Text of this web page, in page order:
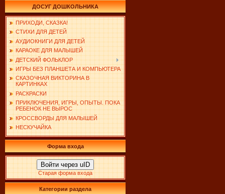
ДОСУГ ДОШКОЛЬНИКА
ПРИХОДИ, СКАЗКА!
СТИХИ ДЛЯ ДЕТЕЙ
АУДИОКНИГИ ДЛЯ ДЕТЕЙ
КАРАОКЕ ДЛЯ МАЛЫШЕЙ
ДЕТСКИЙ ФОЛЬКЛОР
ИГРЫ БЕЗ ПЛАНШЕТА И КОМПЬЮТЕРА
СКАЗОЧНАЯ ВИКТОРИНА В
КАРТИНКАХ
РАСКРАСКИ
ПРИКЛЮЧЕНИЯ, ИГРЫ, ОПЫТЫ. ПОКА
РЕБЕНОК НЕ ВЫРОС
КРОССВОРДЫ ДЛЯ МАЛЫШЕЙ
НЕСКУЧАЙКА
Форма входа
Войти через uID
Старая форма входа
Категории раздела